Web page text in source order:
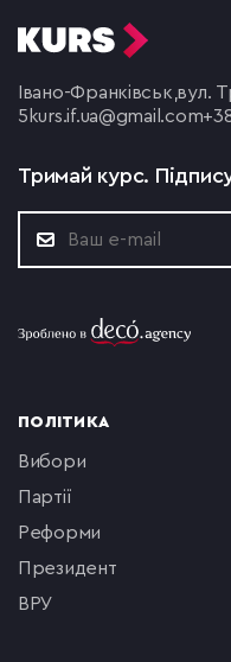
Івано-Франківськ,вул.
5 kurs.if.ua@gmail.com
Тримай курс.
ПОЛІТИКА
вибори
партії
реформи
президент
ВРУ